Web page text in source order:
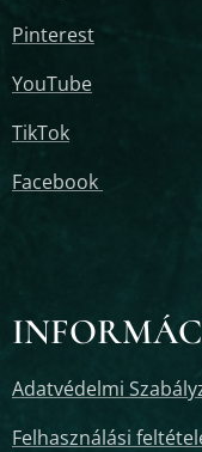
Pinterest
YouTube
TikTok
Facebook
Adatvédelmi
Felhasználási